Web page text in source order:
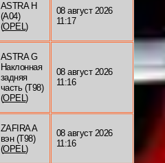
ASTRA H
(A04)
(OPEL)
08 август 2026
11:17
ASTRA G
Наклонная
задняя
часть (T98)
(OPEL)
08 август 2026
11:16
ZAFIRA A
вэн (T98)
(OPEL)
08 август 2026
11:16